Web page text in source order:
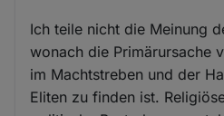
Ich teile nicht die Meinung
wonach die Primärursache
im Machtstreben und der
Eliten zu finden ist.